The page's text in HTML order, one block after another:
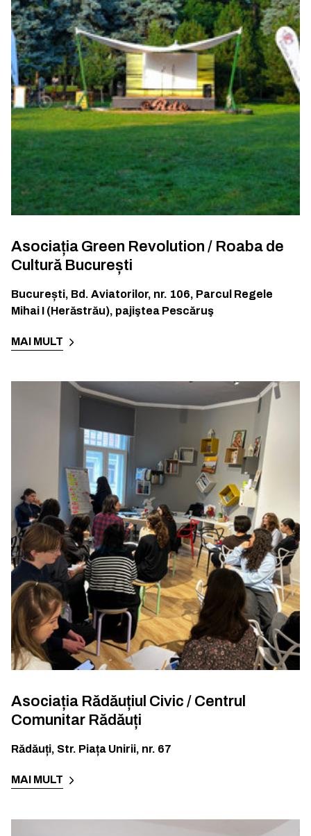
Asociația Green Revolution / Roaba de
Cultură București
București, Bd. Aviatorilor, nr. 106, Parcul Regele
Mihai I (Herăstrău), pajiştea Pescăruş
MAI MULT
Asociația Rădăuțiul Civic / Centrul
Comunitar Rădăuți
Rădăuți, Str. Piața Unirii, nr. 67
MAI MULT